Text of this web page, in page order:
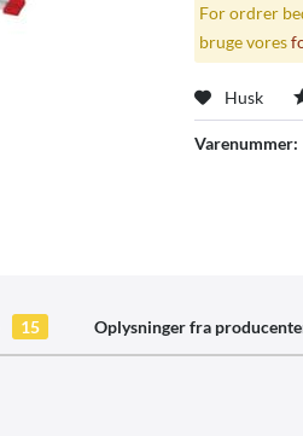
For ordrer
bruge vores
Husk
Varenummer:
15 Oplysninger fra